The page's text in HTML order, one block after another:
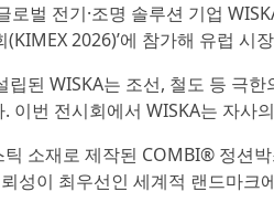
로벌 전기·조명 솔루션 기업
(KIMEX 2026)’에 참가해 유럽
립된 WISKA는 조선, 철도 등 극
이번 전시회에서 WISKA는 자사
소재로 제작된 COMBI® 정션
성이 최우선인 세계적 랜드마크